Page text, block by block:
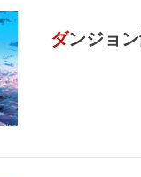
ダンジョ